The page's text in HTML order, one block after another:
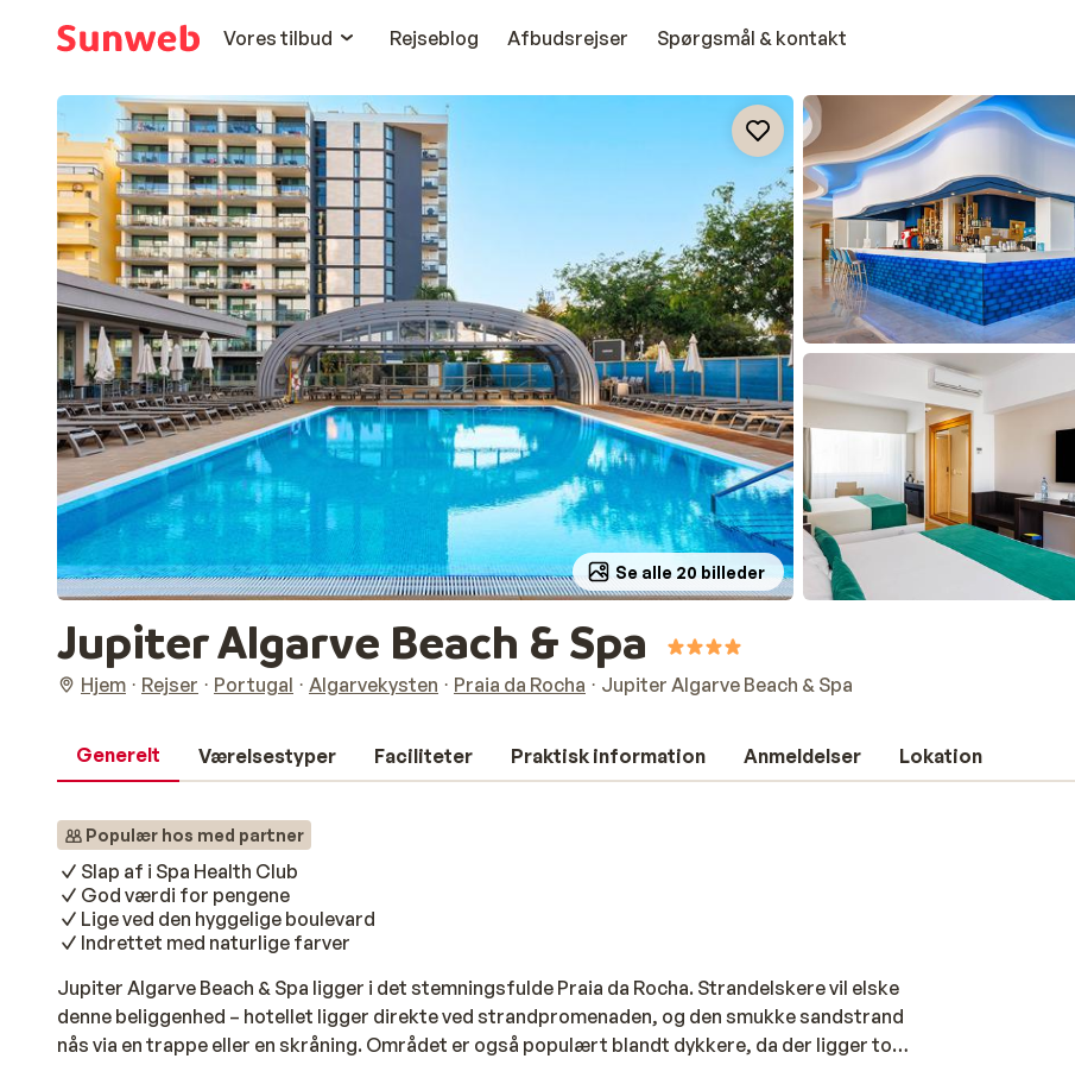
Vores tilbud
Rejseblog Afbudsrejser Spørgsmål & kontakt
Se alle 20 billeder
Jupiter Algarve Beach & Spa
Hjem Rejser Portugal Algarvekysten Praia da Rocha Jupiter Algarve Beach & Spa
Generelt Værelsestyper Faciliteter Praktisk information Anmeldelser Lokation
Populær hos med partner
Slap af i Spa Health Club
God værdi for pengene
Lige ved den hyggelige boulevard
Indrettet med naturlige farver
Jupiter Algarve Beach & Spa ligger i det stemningsfulde Praia da Rocha. Strandelskere vil elske
denne beliggenhed – hotellet ligger direkte ved strandpromenaden, og den smukke sandstrand
nås via en trappe eller en skråning. Området er også populært blandt dykkere, da der ligger to